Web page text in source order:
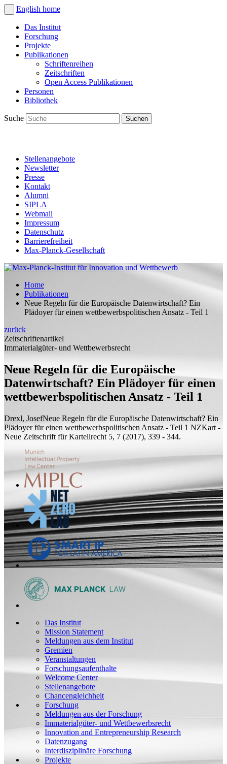
English home
Das Institut
Forschung
Projekte
Publikationen
Schriftenreihen
Zeitschriften
Open Access Publikationen
Personen
Bibliothek
Suche
Stellenangebote
Newsletter
Presse
Kontakt
Alumni
SIPLA
Webmail
Impressum
Datenschutz
Barrierefreiheit
Max-Planck-Gesellschaft
Home
Publikationen
Neue Regeln für die Europäische Datenwirtschaft? Ein
Plädoyer für einen wettbewerbspolitischen Ansatz - Teil 1
zurück
Zeitschriftenartikel
Immaterialgüter- und Wettbewerbsrecht
Neue Regeln für die Europäische
Datenwirtschaft? Ein Plädoyer für einen
wettbewerbspolitischen Ansatz - Teil 1
Drexl, JosefNeue Regeln für die Europäische Datenwirtschaft? Ein
Plädoyer für einen wettbewerbspolitischen Ansatz - Teil 1 NZKart -
Neue Zeitschrift für Kartellrecht 5, 7 (2017), 339 - 344.
Das Institut
Mission Statement
Meldungen aus dem Institut
Gremien
Veranstaltungen
Forschungsaufenthalte
Welcome Center
Stellenangebote
Chancengleichheit
Forschung
Meldungen aus der Forschung
Immaterialgüter- und Wettbewerbsrecht
Innovation and Entrepreneurship Research
Datenzugang
Interdisziplinäre Forschung
Projekte